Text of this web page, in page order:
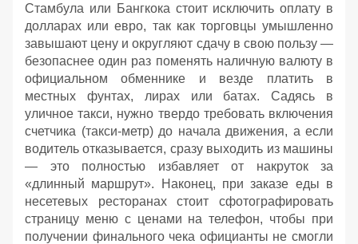
Стамбула или Бангкока стоит исключить оплату в
долларах или евро, так как торговцы умышленно
завышают цену и округляют сдачу в свою пользу —
безопаснее один раз поменять наличную валюту в
официальном обменнике и везде платить в
местных фунтах, лирах или батах. Садясь в
уличное такси, нужно твердо требовать включения
счетчика (такси-метр) до начала движения, а если
водитель отказывается, сразу выходить из машины
— это полностью избавляет от накруток за
«длинный маршрут». Наконец, при заказе еды в
несетевых ресторанах стоит сфотографировать
страницу меню с ценами на телефон, чтобы при
получении финального чека официанты не смогли